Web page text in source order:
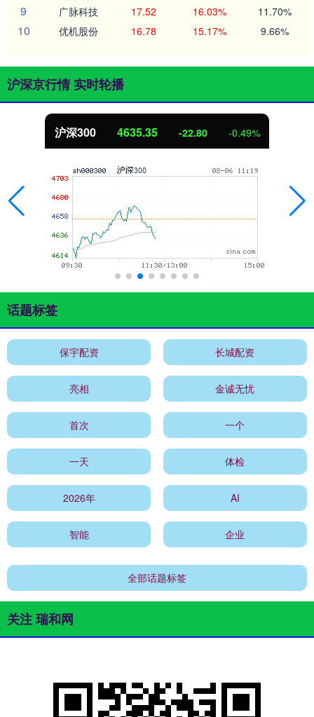
9 广脉科技 17.52 16.03% 11.70%
10 优机股份 16.78 15.17% 9.66%
沪深京行情 实时轮播
沪深300 4635.35 -22.80 -0.49%
话题标签
保宇配资 长城配资
亮相 金诚无忧
首次 一个
一天 体检
2026年 AI
智能 企业
全部话题标签
关注 瑞和网